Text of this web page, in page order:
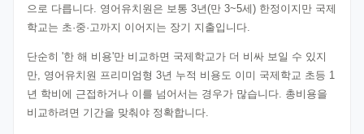
으로 다릅니다. 영어유치원은 보통 3년(만 3~5세) 한정이지만 국제
학교는 초·중·고까지 이어지는 장기 지출입니다.
단순히 '한 해 비용'만 비교하면 국제학교가 더 비싸 보일 수 있지
만, 영어유치원 프리미엄형 3년 누적 비용도 이미 국제학교 초등 1
년 학비에 근접하거나 이를 넘어서는 경우가 많습니다. 총비용을
비교하려면 기간을 맞춰야 정확합니다.